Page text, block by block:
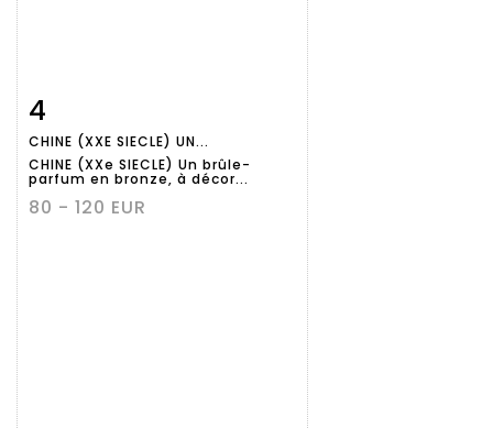
détaillée
4
CHINE (XXE SIECLE) UN...
CHINE (XXe SIECLE) Un brûle-
parfum en bronze, à décor...
80 - 120 EUR